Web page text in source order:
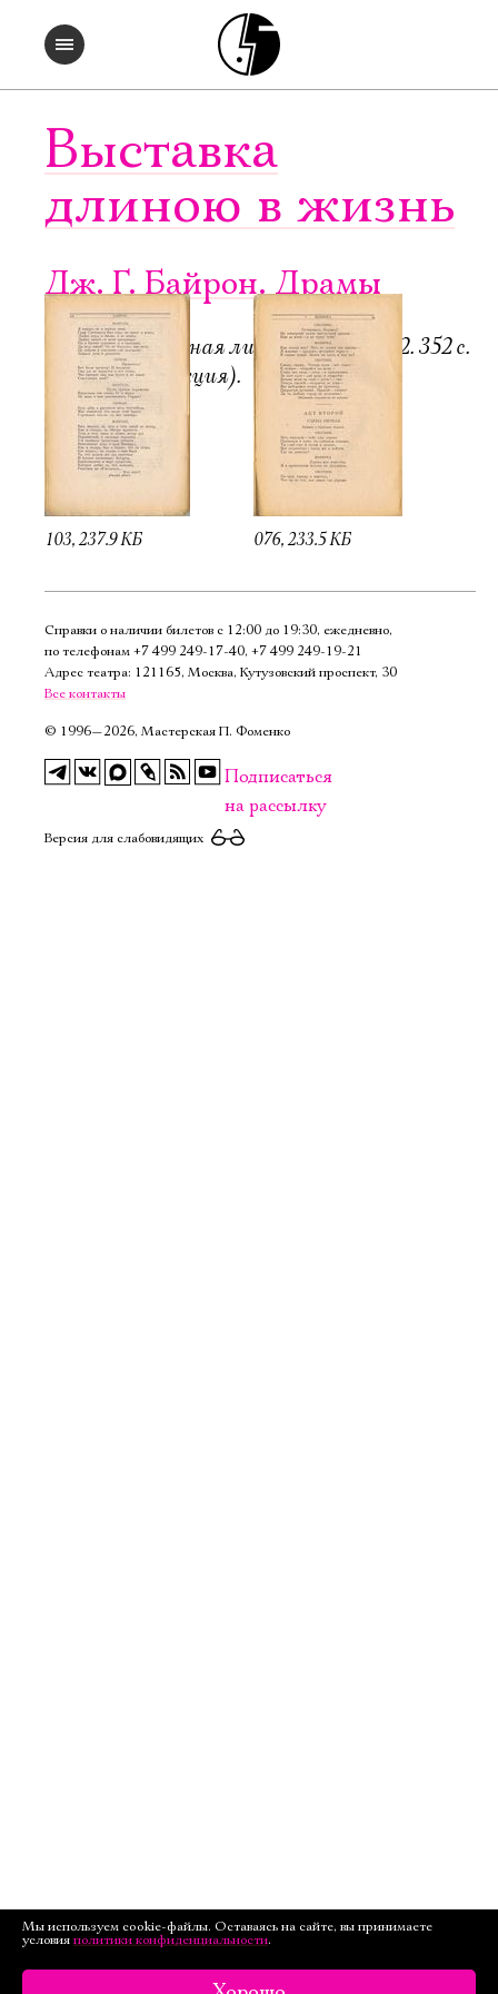
Выставка
длиною в жизнь
Дж. Г. Байрон. Драмы
Пб.-М.: Всемирная литература, 1922. 352 с.
6000 экз. (редакция).
103, 237.9 КБ 076, 233.5 КБ
Справки о наличии билетов с 12:00 до 19:30, ежедневно,
по телефонам +7 499 249‑17‑40, +7 499 249‑19‑21
Адрес театра: 121165, Москва, Кутузовский проспект, 30
Все контакты
© 1996—2026, Мастерская П. Фоменко
Подписаться
на рассылку
Версия для слабовидящих
Мы используем cookie-файлы. Оставаясь на сайте, вы принимаете
условия политики конфиденциальности.